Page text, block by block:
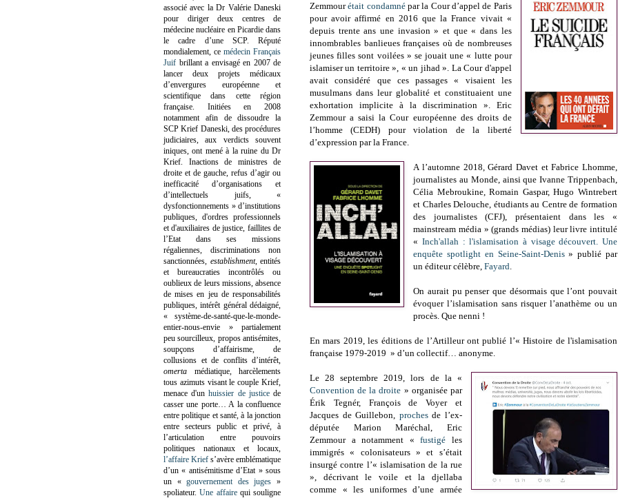
Zemmourétait condamnépar la Cour d’appel de Paris
pour avoir affirmé en 2016 que la France vivait «
depuis trente ans une invasion » et que « dans les
innombrables banlieues françaises où de nombreuses
jeunes filles sont voilées » se jouait une « lutte pour
islamiser un territoire », « un jihad ». La Cour d'appel
avait considéré que ces passages « visaient les
musulmans dans leur globalité et constituaient une
exhortation implicite à la discrimination ». Eric
Zemmour a saisi la Cour européenne des droits de
l’homme (CEDH) pour violation de la liberté
d’expression par la France.
A l’automne 2018, Gérard Davet et Fabrice Lhomme,
journalistes au Monde, ainsi que Ivanne Trippenbach,
Célia Mebroukine, Romain Gaspar, Hugo Wintrebert
et Charles Delouche, étudiants au Centre de formation
des journalistes (CFJ), présentaient dans les «
mainstream média » (grands médias) leur livre intitulé
« Inch'allah : l'islamisation à visage découvert. Une
enquête spotlight en Seine-Saint-Denis» publié par
un éditeur célèbre,Fayard.
On aurait pu penser que désormais que l’ont pouvait
évoquer l’islamisation sans risquer l’anathème ou un
procès. Que nenni !
En mars 2019, les éditions de l’Artilleur ont publié l’« Histoire de l'islamisation
française 1979-2019 » d’un collectif… anonyme.
Le 28 septembre 2019, lors de la «
Convention de la droite » organisée par
Érik Tegnér, François de Voyer et
Jacques de Guillebon, prochesde l’ex-
députée Marion Maréchal, Eric
Zemmour a notamment «fustigé les
immigrés « colonisateurs » et s’était
insurgé contre l’« islamisation de la rue
», décrivant le voile et la djellaba
comme « les uniformes d’une armée
associé avec la Dr Valérie Daneski
pour diriger deux centres de
médecine nucléaire en Picardie dans
le cadre d’une SCP. Réputé
mondialement, ce médecin Français
Juif brillant a envisagé en 2007 de
lancer deux projets médicaux
d’envergures européenne et
scientifique dans cette région
française. Initiées en 2008
notamment afin de dissoudre la
SCP Krief Daneski, des procédures
judiciaires, aux verdicts souvent
iniques, ont mené à la ruine du Dr
Krief. Inactions de ministres de
droite et de gauche, refus d’agir ou
inefficacité d’organisations et
d’intellectuels juifs, «
dysfonctionnements » d’institutions
publiques, d'ordres professionnels
et d'auxiliaires de justice, faillites de
l’Etat dans ses missions
régaliennes, discriminations non
sanctionnées, establishment, entités
et bureaucraties incontrôlés ou
oublieux de leurs missions, absence
de mises en jeu de responsabilités
publiques, intérêt général dédaigné,
« système-de-santé-que-le-monde-
entier-nous-envie » partialement
peu sourcilleux, propos antisémites,
soupçons d’affairisme, de
collusions et de conflits d’intérêt,
omerta médiatique, harcèlements
tous azimuts visant le couple Krief,
menace d'unhuissier de justicede
casser une porte… A la confluence
entre politique et santé, à la jonction
entre secteurs public et privé, à
l’articulation entre pouvoirs
politiques nationaux et locaux,
l’affaire Krief s’avère emblématique
d’un « antisémitisme d’Etat » sous
un «gouvernement des juges »
spoliateur.Une affairequi souligne